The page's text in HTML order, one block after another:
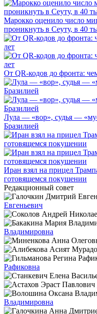
Марокко оценило число
проникнуть в Сеуту, в 40
От QR-кодов до фронта:
Лула — «вор», судья —
Бразилией
Иран взял на прицел
готовящемся покушении
Редакционный совет
Евгеньевич
Владимировна
Рафиковна
Владимировна